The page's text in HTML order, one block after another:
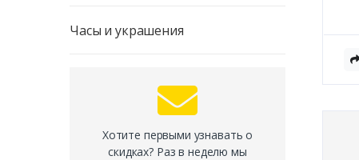
Часы и украшения
Хотите первыми узнавать о
скидках? Раз в неделю мы